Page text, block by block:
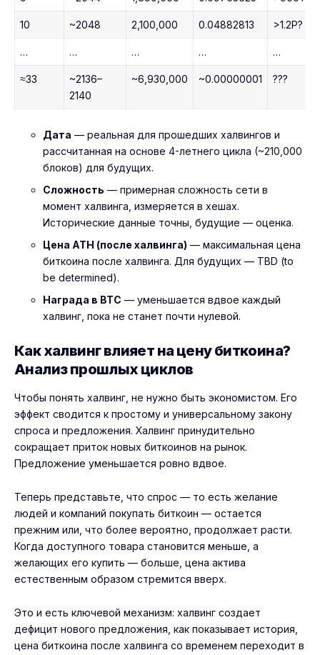
10 ~2048 2,100,000 0.04882813 >1.2P?
… … … … …
≈33
~2136–
2140
~6,930,000 ~0.00000001 ???
Дата — реальная для прошедших халвингов и
рассчитанная на основе 4-летнего цикла (~210,000
блоков) для будущих.
Сложность — примерная сложность сети в
момент халвинга, измеряется в хешах.
Исторические данные точны, будущие — оценка.
Цена ATH (после халвинга) — максимальная цена
биткоина после халвинга. Для будущих — TBD (to
be determined).
Награда в BTC — уменьшается вдвое каждый
халвинг, пока не станет почти нулевой.
Как халвинг влияет на цену биткоина?
Анализ прошлых циклов
Чтобы понять халвинг, не нужно быть экономистом. Его
эффект сводится к простому и универсальному закону
спроса и предложения. Халвинг принудительно
сокращает приток новых биткоинов на рынок.
Предложение уменьшается ровно вдвое.
Теперь представьте, что спрос — то есть желание
людей и компаний покупать биткоин — остается
прежним или, что более вероятно, продолжает расти.
Когда доступного товара становится меньше, а
желающих его купить — больше, цена актива
естественным образом стремится вверх.
Это и есть ключевой механизм: халвинг создает
дефицит нового предложения, как показывает история,
цена биткоина после халвинга со временем переходит в